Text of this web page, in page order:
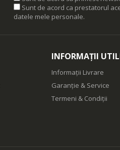
Sunt de acord ca prestatorul
datele mele personale.
INFORMAȚII
Informații Livrare
Garanție & Service
Termeni & Condiții